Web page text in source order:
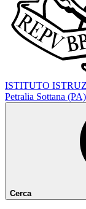
ISTITUTO
Petralia Sottana (PA)
Cerca